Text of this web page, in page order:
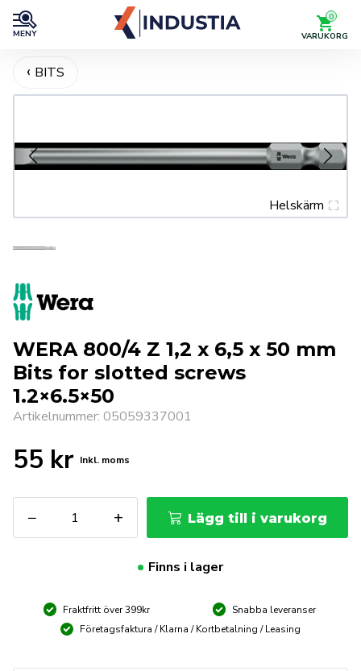
MENY
0
VARUKORG
BITS
Helskärm
WERA 800/4 Z 1,2 x 6,5 x 50 mm
Bits for slotted screws
1.2×6.5×50
Artikelnummer: 05059337001
55 kr Inkl. moms
−
800/4
Z
Bits
+ Lägg till i varukorg
Finns i lager
Fraktfritt över 399kr
Snabba leveranser
Företagsfaktura / Klarna / Kortbetalning / Leasing